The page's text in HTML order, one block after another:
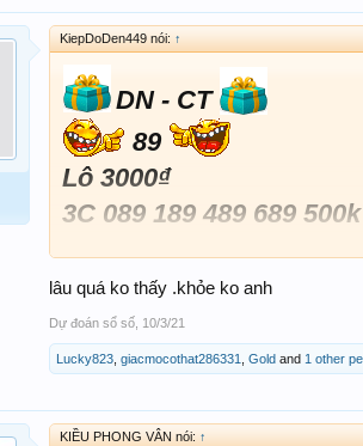
KiepDoDen449 nói: ↑
DN - CT
89
Lô 3000₫
3C 089 189 489 689 500k
Còn nhiêu vốn đánh hết.
Ăn thì chơi tiếp.
Thua thì ra rút ngân
Chúc may mắn
lâu quá ko thấy .khỏe ko anh
Dự đoán sổ số 10/3/21
Lucky823 giacmocothat286331 Gold and 1 other
KIỀU PHONG VÂN nói: ↑